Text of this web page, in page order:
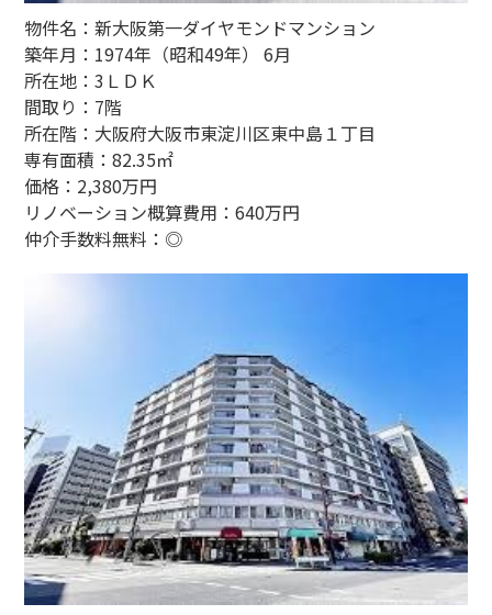
物件名：新大阪第一ダイヤモンドマンション
築年月：1974年（昭和49年） 6月
所在地：3ＬＤＫ
間取り：7階
所在階：大阪府大阪市東淀川区東中島１丁目
専有面積：82.35㎡
価格：2,380万円
リノベーション概算費用：640万円
仲介手数料無料：◎